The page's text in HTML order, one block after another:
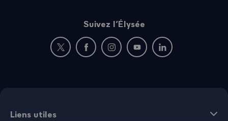
Suivez l’Élysée
Nouvelle fenêtre : rejoignez-nous sur Twitter
Nouvelle fenêtre : rejoignez-nous sur
Nouvelle fenêtre : rejoignez-nous
Nouvelle fenêtre :
Nouvelle fenêtre :
Liens utiles